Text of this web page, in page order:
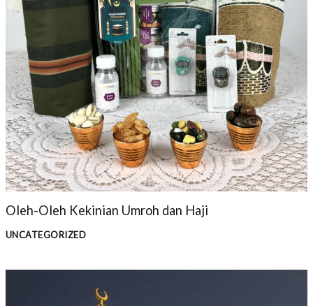
Oleh-Oleh Kekinian Umroh dan Haji
UNCATEGORIZED